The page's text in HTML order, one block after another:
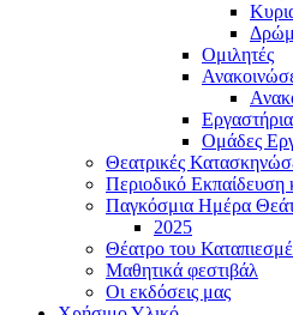
Ομιλητές
Εργαστήρια
Ομάδες
Θεατρικές
Περιοδικό Εκπαίδευση
Παγκόσμια Ημέρα
2025
Θέατρο του
Μαθητικά φεστιβάλ
Οι εκδόσεις μας